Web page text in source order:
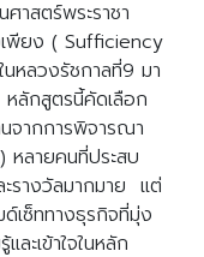
าสตร์พระราชา
พียง ( Sufficiency
หลวงรัชกาลที่9 มา
หลักสูตรนี้คัดเลือก
จากการพิจารณา
ลายคนที่ประสบ
ะรางวัลมากมาย แต่
ด์เซ็ททางธุรกิจที่มุ่ง
ะเข้าใจในหลัก